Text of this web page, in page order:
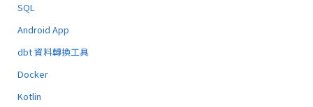
SQL
Android App
dbt 資料轉換工具
Docker
Kotlin